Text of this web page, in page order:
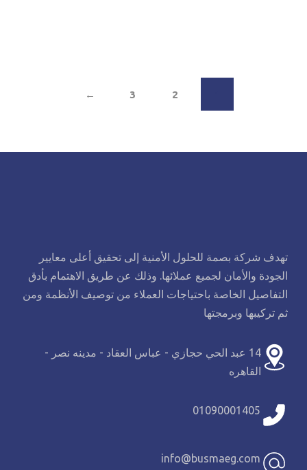
2
3
←
14 عبد الحي حجازي - عباس العقاد - مدينه نصر -
القاهره
01090001405
info@busmaeg.com
تهدف شركة بصمة للحلول الأمنية إلى تحقيق أعلى معايير
الجودة والأمان لجميع عملائها. وذلك عن طريق الاهتمام بأدق
التفاصيل الخاصة باحتياجات العملاء من توصيف الأنظمة ومن
ثم تركيبها وبرمجتها